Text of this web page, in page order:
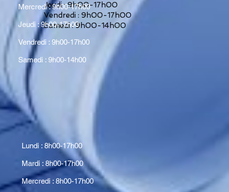
Jeudi : 9h00-17h00
Vendredi : 9h00-17h00
Samedi : 9h00-14h00
Mercredi : 9h00-17h00
Jeudi : 9h00-17h00
Vendredi : 9h00-17h00
Samedi : 9h00-14h00
Lundi : 8h00-17h00
Mardi : 8h00-17h00
Mercredi : 8h00-17h00